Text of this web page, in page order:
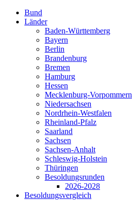
Bund
Länder
Baden-Württemberg
Bayern
Berlin
Brandenburg
Bremen
Hamburg
Hessen
Mecklenburg-Vorpommern
Niedersachsen
Nordrhein-Westfalen
Rheinland-Pfalz
Saarland
Sachsen
Sachsen-Anhalt
Schleswig-Holstein
Thüringen
Besoldungsrunden
2026-2028
Besoldungsvergleich